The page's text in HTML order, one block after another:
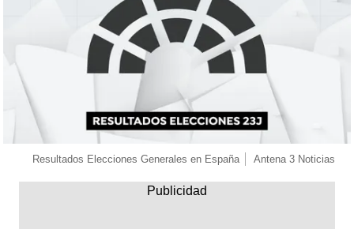
Resultados Elecciones Generales en España Antena 3 Noticias